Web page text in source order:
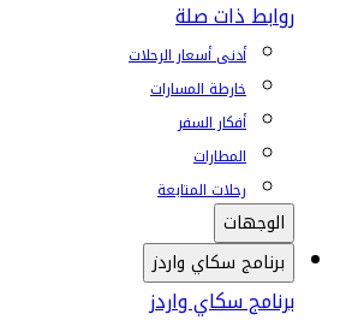
روابط ذات صلة
أدنى أسعار الرحلات
خارطة المسارات
أفكار السفر
المطارات
رحلات المتابعة
الوجهات
برنامج سكاي واردز
برنامج سكاي واردز